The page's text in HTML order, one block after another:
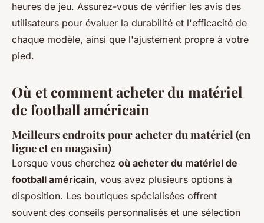
heures de jeu. Assurez-vous de vérifier les avis des
utilisateurs pour évaluer la durabilité et l'efficacité de
chaque modèle, ainsi que l'ajustement propre à votre
pied.
Où et comment acheter du matériel
de football américain
Meilleurs endroits pour acheter du matériel (en
ligne et en magasin)
Lorsque vous cherchez où acheter du matériel de
football américain, vous avez plusieurs options à
disposition. Les boutiques spécialisées offrent
souvent des conseils personnalisés et une sélection